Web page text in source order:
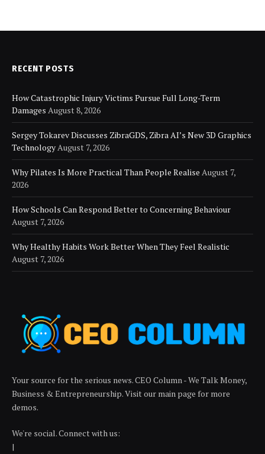
RECENT POSTS
How Catastrophic Injury Victims Pursue Full Long-Term
Damages August 8, 2026
Sergey Tokarev Discusses ZibraGDS, Zibra AI’s New 3D Graphics
TechnologyAugust 7, 2026
Why Pilates Is More Practical Than People Realise August 7,
2026
How Schools Can Respond Better to Concerning Behaviour
August 7, 2026
Why Healthy Habits Work Better When They Feel Realistic
August 7, 2026
Your source for the serious news. CEO Column - We Talk Money,
Business & Entrepreneurship. Visit our main page for more
demos.
We're social. Connect with us:
|